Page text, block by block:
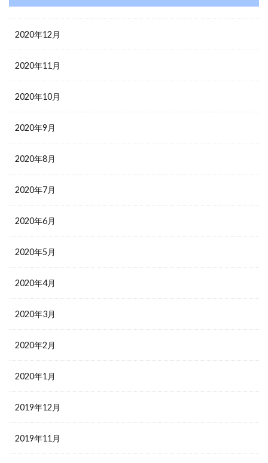
2020年12月
2020年11月
2020年10月
2020年9月
2020年8月
2020年7月
2020年6月
2020年5月
2020年4月
2020年3月
2020年2月
2020年1月
2019年12月
2019年11月